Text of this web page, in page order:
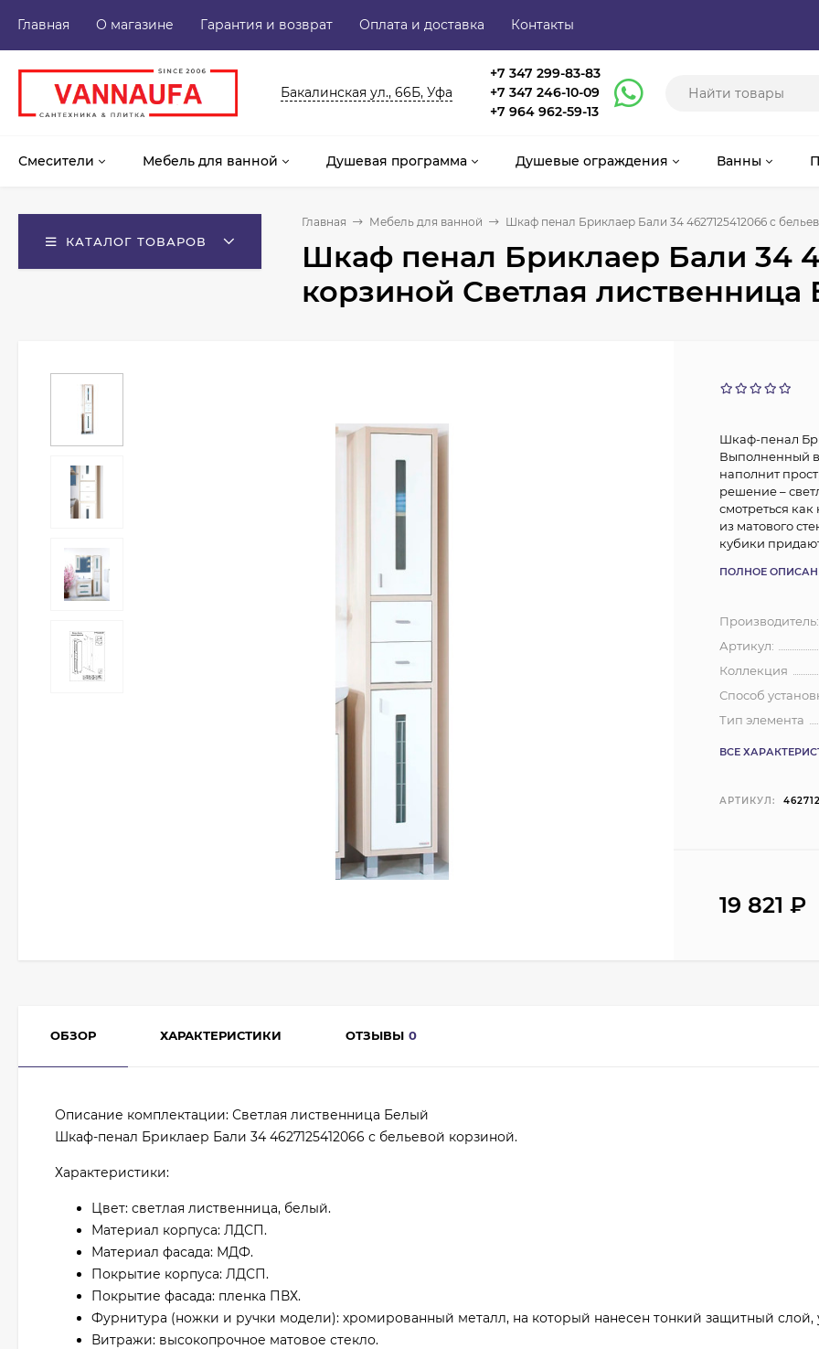
Главная О магазине Гарантия и возврат Оплата и доставка Контакты
Бакалинская ул., 66Б, Уфа
+7 347 299-83-83
+7 347 246-10-09
+7 964 962-59-13
Смесители Мебель для ванной Душевая программа Душевые ограждения Ванны
КАТАЛОГ ТОВАРОВ
Главная Мебель для ванной Шкаф пенал Бриклаер Бали 34 4627125412066 с
Шкаф пенал Бриклаер Бали 34
корзиной Светлая лиственница
Шкаф-пенал
Выполненный в
наполнит
решение –
смотреться
из матового
кубики
ПОЛНОЕ
Производитель:
Артикул:
Коллекция
Способ
Тип элемента
ВСЕ
АРТИКУЛ:
19 821₽
ОБЗОР ХАРАКТЕРИСТИКИ ОТЗЫВЫ 0
Описание комплектации: Светлая лиственница Белый
Шкаф-пенал Бриклаер Бали 34 4627125412066 с бельевой корзиной.
Характеристики:
Цвет: светлая лиственница, белый.
Материал корпуса: ЛДСП.
Материал фасада: МДФ.
Покрытие корпуса: ЛДСП.
Покрытие фасада: пленка ПВХ.
Фурнитура (ножки и ручки модели): хромированный металл, на который нанесен тонкий защитный
Витражи: высокопрочное матовое стекло.